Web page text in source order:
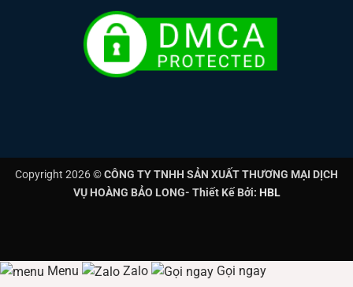
Copyright 2026 ©CÔNG TY TNHH SẢN XUẤT THƯƠNG MẠI DỊCH
VỤ HOÀNG BẢO LONG- Thiết Kế Bởi: HBL
Menu Zalo Gọi ngay